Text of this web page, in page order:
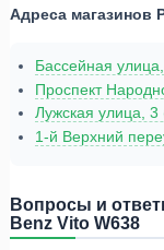
Адреса магазинов
Бассейная
Проспект
Лужская улица, 3
1-й Верхний
Вопросы и
Benz Vito W638